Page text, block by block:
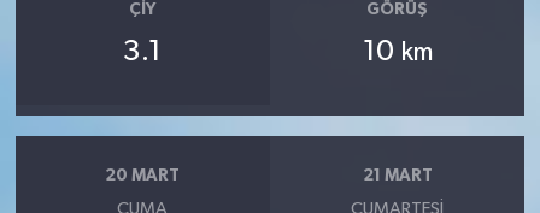
ÇIY
3.1
GÖRÜŞ
10 km
20 MART
CUMA
21 MART
CUMARTESI